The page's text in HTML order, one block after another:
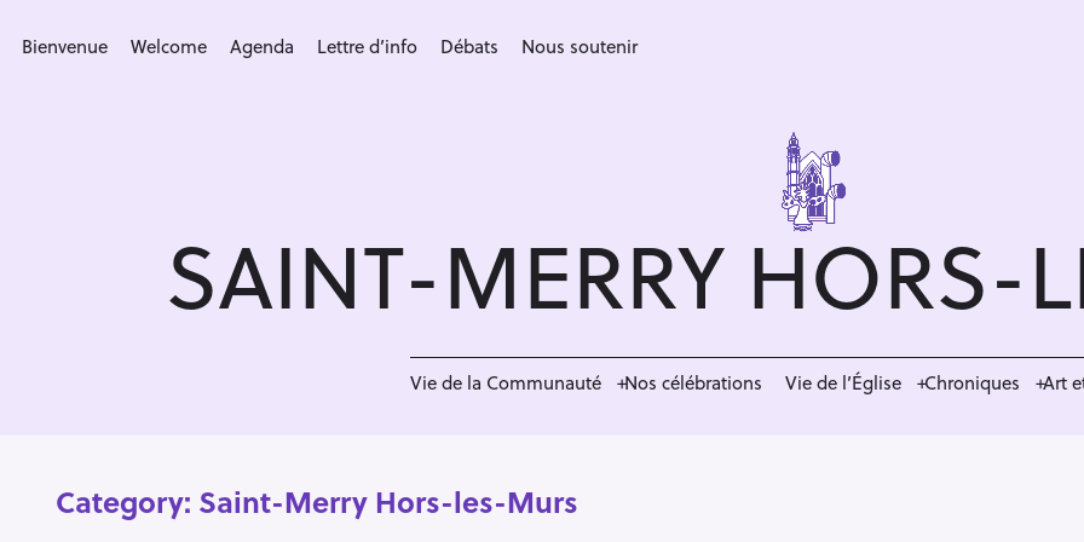
Bienvenue Welcome Agenda Lettre d’info Débats Nous soutenir
SAINT-MERRY HORS-
Vie de la Communauté Nos célébrations Vie de l’Église Chroniques Art
Category: Saint-Merry Hors-les-Murs